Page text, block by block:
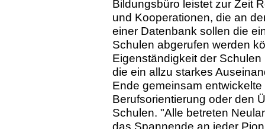
Bildungsbüro leistet zur Zeit
und Kooperationen, die an
einer Datenbank sollen die
Schulen abgerufen werden
Eigenständigkeit der
die ein allzu starkes
Ende gemeinsam
Berufsorientierung oder den
Schulen. "Alle betreten
das Spannende an jeder